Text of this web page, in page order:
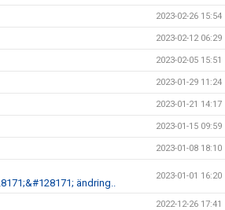
2023-02-26 15:54
2023-02-12 06:29
2023-02-05 15:51
2023-01-29 11:24
2023-01-21 14:17
2023-01-15 09:59
2023-01-08 18:10
ändring..
2023-01-01 16:20
2022-12-26 17:41